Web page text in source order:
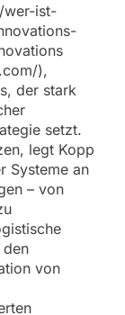
wer-ist-
),
der stark
setzt.
legt Kopp
Systeme an
– von
von